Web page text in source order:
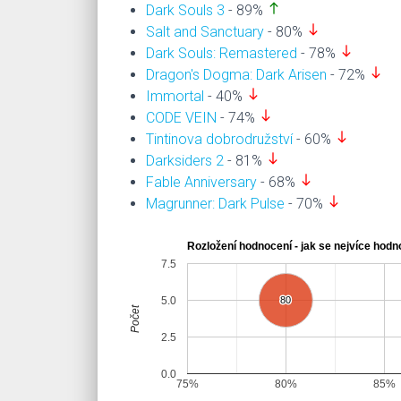
Dark Souls 3 - 89% north
Salt and Sanctuary - 80% south
Dark Souls: Remastered - 78% south
Dragon's Dogma: Dark Arisen - 72% south
Immortal - 40% south
CODE VEIN - 74% south
Tintinova dobrodružství- 60% south
Darksiders 2 - 81% south
Fable Anniversary - 68% south
Magrunner: Dark Pulse - 70% south
Rozložení hodnocení - jak se nejvíce
80
80
75% 80% 85%
0.0
2.5
5.0
7.5
Počet